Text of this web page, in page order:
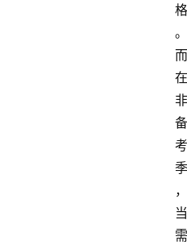
格
。
而
在
非
备
考
季
，
当
需